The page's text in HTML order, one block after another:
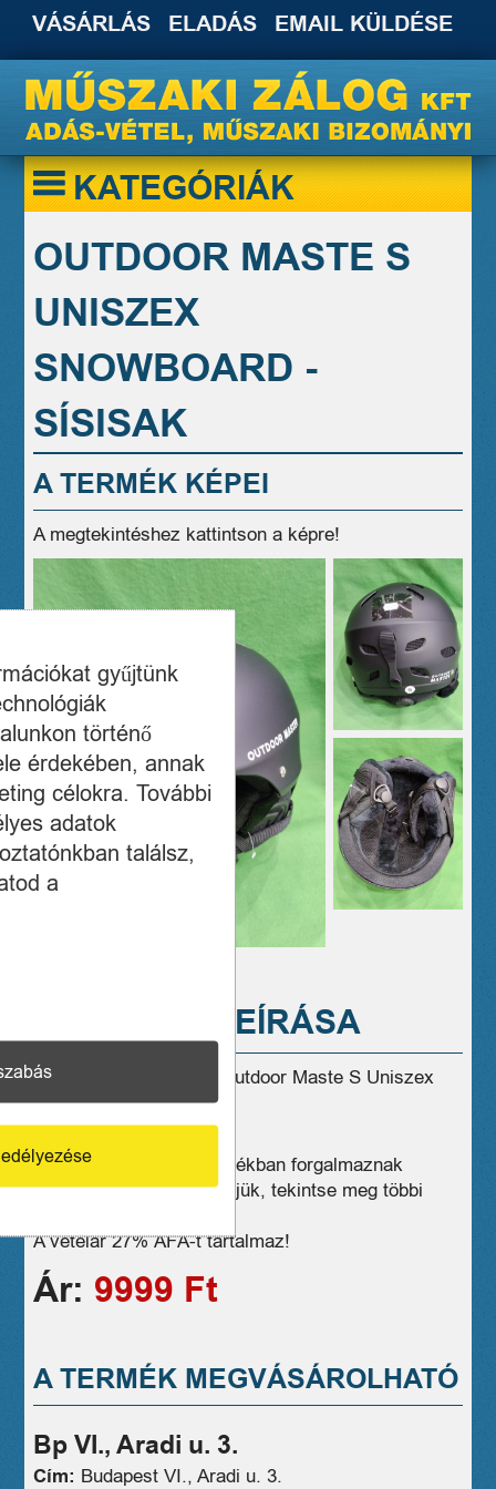
VÁSÁRLÁS ELADÁS EMAIL KÜLDÉSE
KATEGÓRIÁK
OUTDOOR MASTE S
UNISZEX
SNOWBOARD -
SÍSISAK
A TERMÉK KÉPEI
A megtekintéshez kattintson a képre!
A TERMÉK LEÍRÁSA
Eladó szép állapotban Outdoor Maste S Uniszex
Snowboard – Sísisak!
Üzleteink széles választékban forgalmaznak
hasonló eszközöket, kérjük, tekintse meg többi
A vételár 27% ÁFÁ-t tartalmaz!
Ár: 9999 Ft
A TERMÉK MEGVÁSÁROLHATÓ
Bp VI., Aradi u. 3.
Cím: Budapest VI., Aradi u. 3.
gyűjtünk
történő
érdekében, annak
célokra. További
adatok
találsz,
a